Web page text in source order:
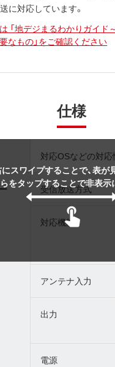
に対応しています。
「地デジまるわかりガイド
なもの」をご確認ください
仕様
スワイプすることで、表が
をタップすることで非表示
対応OSなどの対応
受信放送方式
対応機能
アンテナ入力
出力
電源